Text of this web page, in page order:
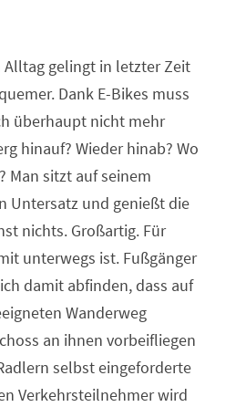
Alltag gelingt in letzter Zeit
Dank E-Bikes muss
überhaupt nicht mehr
hinauf? Wieder hinab? Wo
Man sitzt auf seinem
Untersatz und genießt die
nichts. Großartig. Für
unterwegs ist. Fußgänger
damit abfinden, dass auf
Wanderweg
an ihnen vorbeifliegen
selbst eingeforderte
Verkehrsteilnehmer wird